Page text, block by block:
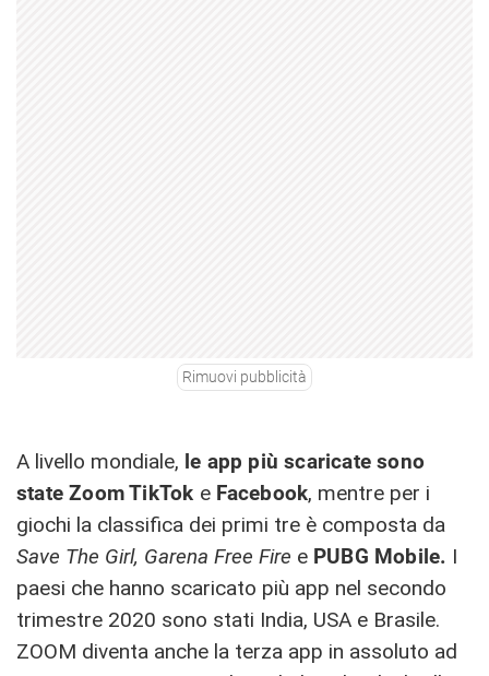
Rimuovi pubblicità
A livello mondiale, le app più scaricate sono
state Zoom TikTok e Facebook, mentre per i
giochi la classifica dei primi tre è composta da
Save The Girl, Garena Free Fire e PUBG Mobile. I
paesi che hanno scaricato più app nel secondo
trimestre 2020 sono stati India, USA e Brasile.
ZOOM diventa anche la terza app in assoluto ad